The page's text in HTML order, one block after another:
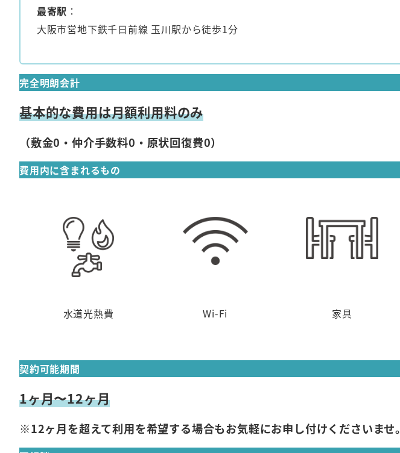
最寄駅 ：
大阪市営地下鉄千日前線 玉川駅から徒歩1分
完全明朗会計
基本的な費用は月額利用料のみ
（敷金0・仲介手数料0・原状回復費0）
費用内に含まれるもの
水道光熱費 Wi-Fi 家具
契約可能期間
1ヶ月〜12ヶ月
※12ヶ月を超えて利用を希望する場合もお気軽にお申し付けくださいませ。